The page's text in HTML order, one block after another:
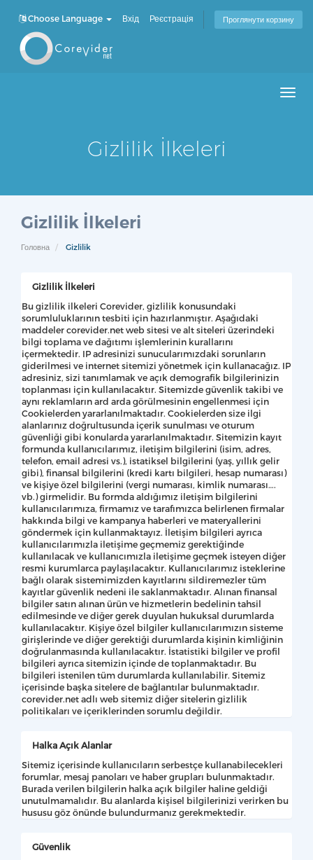
Choose Language Вхід Реєстрація Проглянути корзину
Gizlilik İlkeleri
Gizlilik İlkeleri
Головна Gizlilik
Gizlilik İlkeleri
Bu gizlilik ilkeleri Corevider, gizlilik konusundaki
sorumluluklarının tesbiti için hazırlanmıştır. Aşağıdaki
maddeler corevider.net web sitesi ve alt siteleri üzerindeki
bilgi toplama ve dağıtımı işlemlerinin kurallarını
içermektedir. IP adresinizi sunucularımızdaki sorunların
giderilmesi ve internet sitemizi yönetmek için kullanacağız. IP
adresiniz, sizi tanımlamak ve açık demografik bilgilerinizin
toplanması için kullanılacaktır. Sitemizde güvenlik takibi ve
aynı reklamların ard arda görülmesinin engellenmesi için
Cookielerden yararlanılmaktadır. Cookielerden size ilgi
alanlarınız doğrultusunda içerik sunulması ve oturum
güvenliği gibi konularda yararlanılmaktadır. Sitemizin kayıt
formunda kullanıcılarımız, iletişim bilgilerini (isim, adres,
telefon, email adresi vs.), istatiksel bilgilerini (yaş, yıllık gelir
gibi), finansal bilgilerini (kredi kartı bilgileri, hesap numarası)
ve kişiye özel bilgilerini (vergi numarası, kimlik numarası….
vb.) girmelidir. Bu formda aldığımız iletişim bilgilerini
kullanıcılarımıza, firmamız ve tarafımızca belirlenen firmalar
hakkında bilgi ve kampanya haberleri ve materyallerini
göndermek için kullanmaktayız. İletişim bilgileri ayrıca
kullanıcılarımızla iletişime geçmemiz gerektiğinde
kullanılacak ve kullanıcımızla iletişime geçmek isteyen diğer
resmi kurumlarca paylaşılacaktır. Kullanıcılarımız isteklerine
bağlı olarak sistemimizden kayıtlarını sildiremezler tüm
kayıtlar güvenlik nedeni ile saklanmaktadır. Alınan finansal
bilgiler satın alınan ürün ve hizmetlerin bedelinin tahsil
edilmesinde ve diğer gerek duyulan hukuksal durumlarda
kullanılacaktır. Kişiye özel bilgiler kullanıcılarımızın sisteme
girişlerinde ve diğer gerektiği durumlarda kişinin kimliğinin
doğrulanmasında kullanılacaktır. İstatistiki bilgiler ve profil
bilgileri ayrıca sitemizin içinde de toplanmaktadır. Bu
bilgileri istenilen tüm durumlarda kullanılabilir. Sitemiz
içerisinde başka sitelere de bağlantılar bulunmaktadır.
corevider.net adlı web sitemiz diğer sitelerin gizlilik
politikaları ve içeriklerinden sorumlu değildir.
Halka Açık Alanlar
Sitemiz içerisinde kullanıcıların serbestçe kullanabilecekleri
forumlar, mesaj panoları ve haber grupları bulunmaktadır.
Burada verilen bilgilerin halka açık bilgiler haline geldiği
unutulmamalıdır. Bu alanlarda kişisel bilgilerinizi verirken bu
hususu göz önünde bulundurmanız gerekmektedir.
Güvenlik